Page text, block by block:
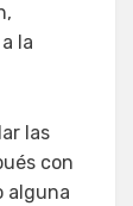
la
las
con
alguna